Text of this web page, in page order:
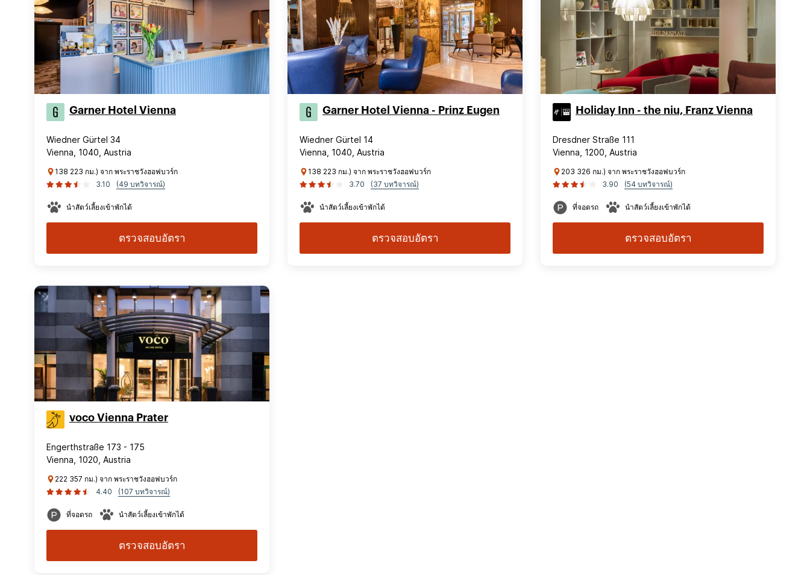
Garner Hotel Vienna
Wiedner Gürtel 34
Vienna, 1040, Austria
138 223 กม.) จาก พระราชวังฮอฟบวร์ก
3.10
(49 บทวิจารณ์)
นำสัตว์เลี้ยงเข้าพักได้
ตรวจสอบอัตรา
Garner Hotel Vienna - Prinz Eugen
Wiedner Gürtel 14
Vienna, 1040, Austria
138 223 กม.) จาก พระราชวังฮอฟบวร์ก
3.70
(37 บทวิจารณ์)
นำสัตว์เลี้ยงเข้าพักได้
ตรวจสอบอัตรา
Holiday Inn - the niu, Franz Vienna
Dresdner Straße 111
Vienna, 1200, Austria
203 326 กม.) จาก พระราชวังฮอฟบวร์ก
3.90
(54 บทวิจารณ์)
ที่จอดรถ นำสัตว์เลี้ยงเข้าพักได้
ตรวจสอบอัตรา
voco Vienna Prater
Engerthstraße 173 - 175
Vienna, 1020, Austria
222 357 กม.) จาก พระราชวังฮอฟบวร์ก
4.40
(107 บทวิจารณ์)
ที่จอดรถ นำสัตว์เลี้ยงเข้าพักได้
ตรวจสอบอัตรา